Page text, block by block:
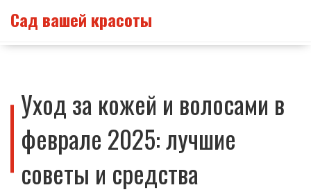
Сад вашей красоты
Уход за кожей и волосами в
феврале 2025: лучшие
советы и средства